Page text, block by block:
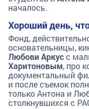
началось.
Хороший день,
Фонд,
основательницы,
Любови Аркусс
Харитоновым, про
документальный
и после съемок
только Антона и
столкнувшихся с